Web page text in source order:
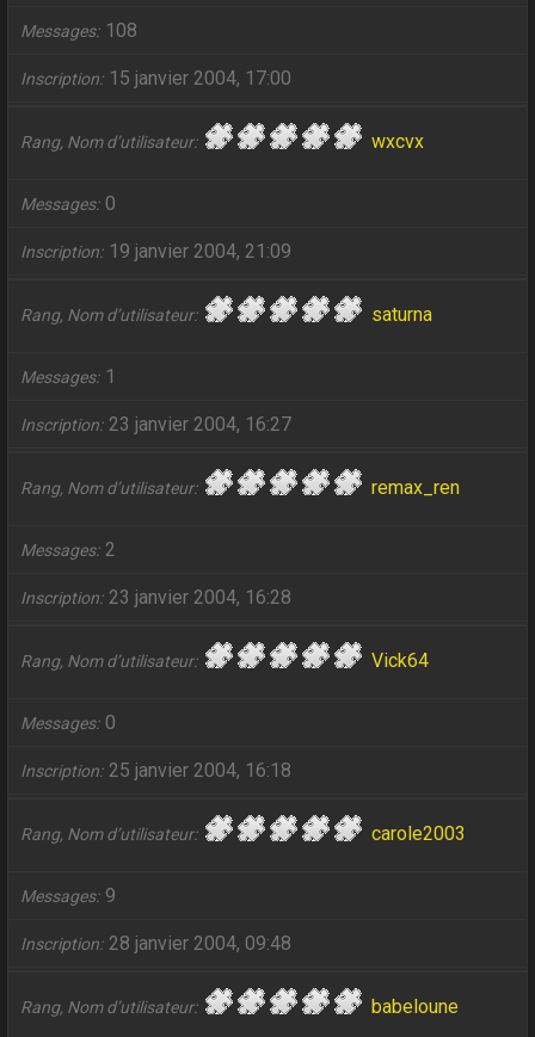
Messages 108
Inscription 15 janvier 2004, 17:00
Rang, Nom d’utilisateur wxcvx
Messages 0
Inscription 19 janvier 2004, 21:09
Rang, Nom d’utilisateur saturna
Messages 1
Inscription 23 janvier 2004, 16:27
Rang, Nom d’utilisateur remax_ren
Messages 2
Inscription 23 janvier 2004, 16:28
Rang, Nom d’utilisateur Vick64
Messages 0
Inscription 25 janvier 2004, 16:18
Rang, Nom d’utilisateur carole2003
Messages 9
Inscription 28 janvier 2004, 09:48
Rang, Nom d’utilisateur babeloune